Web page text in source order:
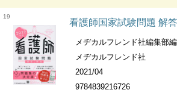
19
看護師国家試験問題 解答・解説 2022年版2巻 C
メヂカルフレンド社編集部編
メヂカルフレンド社
2021/04
9784839216726